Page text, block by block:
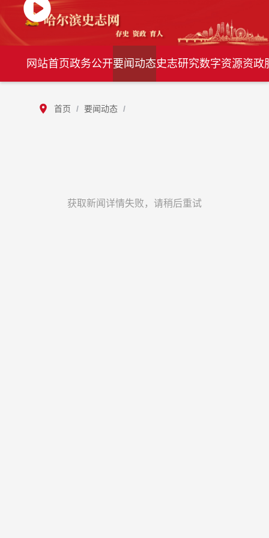
网站首页政务公开要闻动态史志研究数字资源资政
首页 / 要闻动态 /
获取新闻详情失败，请稍后重试